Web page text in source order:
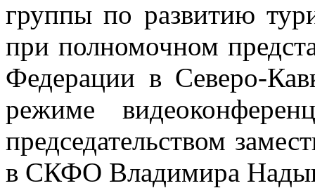
группы по развитию
при полномочном
Федерации в Северо-
режиме
председательством
в СКФО Владимира